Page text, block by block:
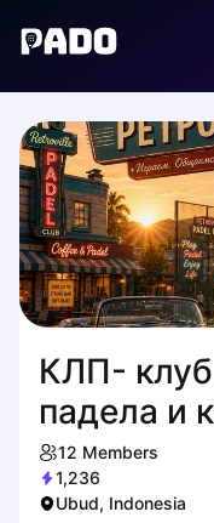
Українська
КЛП-
падела и
12 Members
1,236
Ubud, Indonesia